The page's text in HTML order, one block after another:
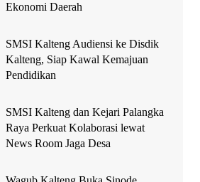
Ekonomi Daerah
SMSI Kalteng Audiensi ke Disdik
Kalteng, Siap Kawal Kemajuan
Pendidikan
SMSI Kalteng dan Kejari Palangka
Raya Perkuat Kolaborasi lewat
News Room Jaga Desa